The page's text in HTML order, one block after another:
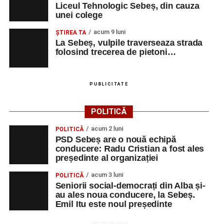
Liceul Tehnologic Sebeș, din cauza
unei colege
ŞTIREA TA acum 9 luni
La Sebeș, vulpile traverseaza strada
folosind trecerea de pietoni…
PUBLICITATE
POLITICĂ
POLITICĂ acum 2 luni
PSD Sebeș are o nouă echipă
conducere: Radu Cristian a fost ales
președinte al organizației
POLITICĂ acum 3 luni
Seniorii social-democrați din Alba și-
au ales noua conducere, la Sebeș.
Emil Itu este noul președinte